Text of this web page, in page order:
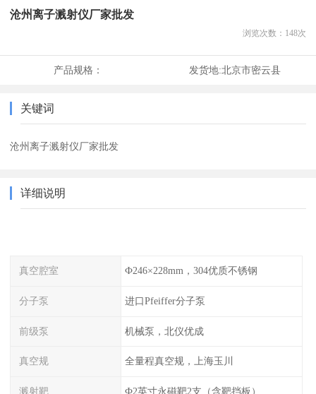
沧州离子溅射仪厂家批发
浏览次数： 148次
产品规格： 发货地:北京市密云县
关键词
沧州离子溅射仪厂家批发
详细说明
真空腔室 Ф246×228mm，304优质不锈钢
分子泵 进口Pfeiffer分子泵
前级泵 机械泵，北仪优成
真空规 全量程真空规，上海玉川
溅射靶 Ф2英寸永磁靶2支（含靶挡板）